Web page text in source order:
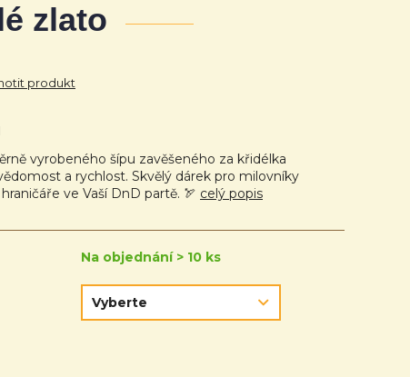
zlato
produkt
vyrobeného šípu zavěšeného za křidélka
a rychlost. Skvělý dárek pro milovníky
ve Vaší DnD partě. 🏹 celý popis
Na objednání > 10 ks